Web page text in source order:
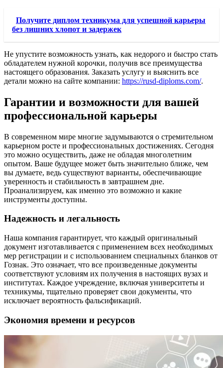
Получите диплом техникума для успешной карьеры
без лишних хлопот и задержек
Не упустите возможность узнать, как недорого и быстро стать
обладателем нужной корочки, получив все преимущества
настоящего образования. Заказать услугу и выяснить все
детали можно на сайте компании: https://rusd-diploms.com/.
Гарантии и возможности для вашей
профессиональной карьеры
В современном мире многие задумываются о стремительном
карьерном росте и профессиональных достижениях. Сегодня
это можно осуществить, даже не обладая многолетним
опытом. Ваше будущее может быть значительно ближе, чем
вы думаете, ведь существуют варианты, обеспечивающие
уверенность и стабильность в завтрашнем дне.
Проанализируем, как именно это возможно и какие
инструменты доступны.
Надежность и легальность
Наша компания гарантирует, что каждый оригинальный
документ изготавливается с применением всех необходимых
мер регистрации и с использованием специальных бланков от
Гознак. Это означает, что все произведенные документы
соответствуют условиям их получения в настоящих вузах и
институтах. Каждое учреждение, включая университеты и
техникумы, тщательно проверяет свои документы, что
исключает вероятность фальсификаций.
Экономия времени и ресурсов